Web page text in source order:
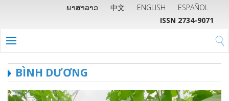
ພາສາລາວ 中文 ENGLISH
ESPAÑOL
ISSN 2734-9071
BÌNH DƯƠNG